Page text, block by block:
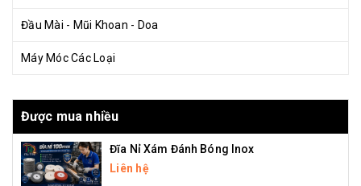
Đầu Mài - Mũi Khoan - Doa
Máy Móc Các Loại
Được mua nhiều
Đĩa Nỉ Xám Đánh Bóng Inox
Liên hệ